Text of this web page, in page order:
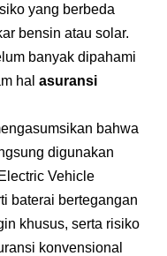
yang berbeda
bensin atau solar.
banyak dipahami
hal asuransi
bahwa
digunakan
Vehicle
baterai bertegangan
khusus, serta risiko
konvensional